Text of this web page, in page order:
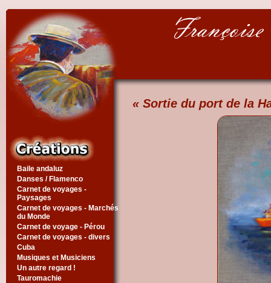
Baile andaluz
Danses / Flamenco
Carnet de voyages -
Paysages
Carnet de voyages - Marchés
du Monde
Carnet de voyage - Pérou
Carnet de voyages - divers
Cuba
Musiques et Musiciens
Un autre regard !
Tauromachie
« Sortie du port de la